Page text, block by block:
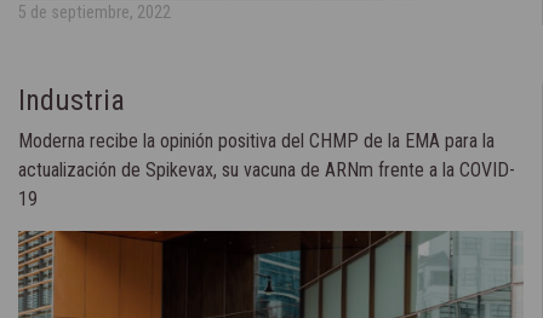
5 de septiembre, 2022
Industria
Moderna recibe la opinión positiva del CHMP de la EMA para la
actualización de Spikevax, su vacuna de ARNm frente a la COVID-
19